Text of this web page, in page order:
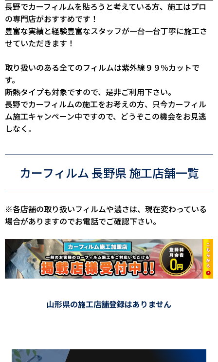
長野でカーフィルムを貼ろうと考えている方、施工はプロ
の専門店がおすすめです！
豊富な実績と経験豊富なスタッフが一台一台丁寧に施工さ
せていただきます！
取り扱いのある全てのフィルムは紫外線９９％カットで
す。
断熱タイプも対象ですので、是非ご利用下さい。
長野でカーフィルムの施工をお考えの方、只今カーフィル
ム施工キャンペーン中ですので、どうぞこの機会をお見逃
しなく。
カーフィルム 長野県 施工店舗一覧
※各店舗の取り扱いフィルムや濃さは、現在変わっている
場合がありますのでお電話でご確認下さい。
山形県の施工店舗登録はありません